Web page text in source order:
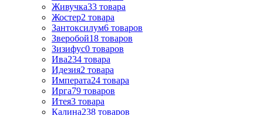
Живучка33 товара
Жостер2 товара
Зантоксилум6 товаров
Зверобой18 товаров
Зизифус0 товаров
Ива234 товара
Идезия2 товара
Императа24 товара
Ирга79 товаров
Итея3 товара
Калина238 товаров